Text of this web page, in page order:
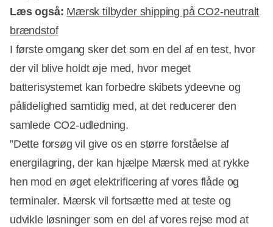
Læs også: Mærsk tilbyder shipping på CO2-neutralt
brændstof
I første omgang sker det som en del af en test, hvor
der vil blive holdt øje med, hvor meget
batterisystemet kan forbedre skibets ydeevne og
pålidelighed samtidig med, at det reducerer den
samlede CO2-udledning.
”Dette forsøg vil give os en større forståelse af
energilagring, der kan hjælpe Mærsk med at rykke
hen mod en øget elektrificering af vores flåde og
terminaler. Mærsk vil fortsætte med at teste og
udvikle løsninger som en del af vores rejse mod at